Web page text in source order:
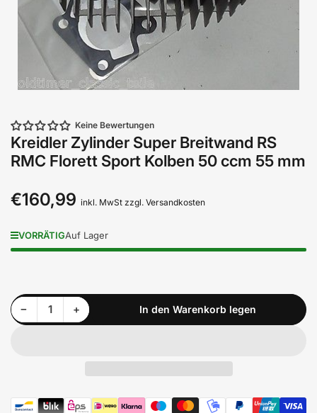
Keine Bewertungen
Kreidler Zylinder Super Breitwand RS
RMC Florett Sport Kolben 50 ccm 55 mm
Normaler
€160,99 inkl. MwSt zzgl. Versandkosten
VORRÄTIGAuf Lager
−Menge reduzieren für Kreidler Zylinder Super Breitwand RS RMC Florett Sport Kolben 50 ccm 55 mm
Anzahl +Menge erhöhen für Kreidler Zylinder Super Breitwand RS RMC Florett Sport Kolben 50 ccm 55 mm In den Warenkorb legen
Zahlungsmethoden